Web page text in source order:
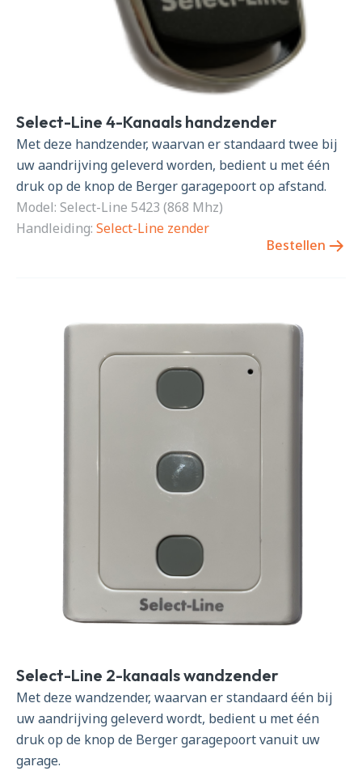
Select-Line 4-Kanaals handzender
Met deze handzender, waarvan er standaard twee bij
uw aandrijving geleverd worden, bedient u met één
druk op de knop de Berger garagepoort op afstand.
Model: Select-Line 5423 (868 Mhz)
Handleiding: Select-Line zender
Bestellen
Select-Line 2-kanaals wandzender
Met deze wandzender, waarvan er standaard één bij
uw aandrijving geleverd wordt, bedient u met één
druk op de knop de Berger garagepoort vanuit uw
garage.